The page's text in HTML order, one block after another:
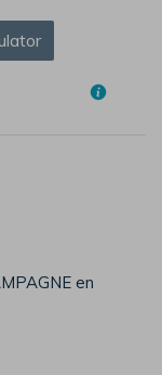
en